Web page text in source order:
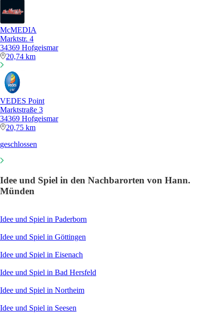
McMEDIA
Marktstr. 4
34369 Hofgeismar
20,74 km
VEDES Point
Marktstraße 3
34369 Hofgeismar
20,75 km
geschlossen
Idee und Spiel in den Nachbarorten von Hann.
Münden
Idee und Spiel in Paderborn
Idee und Spiel in Göttingen
Idee und Spiel in Eisenach
Idee und Spiel in Bad Hersfeld
Idee und Spiel in Northeim
Idee und Spiel in Seesen